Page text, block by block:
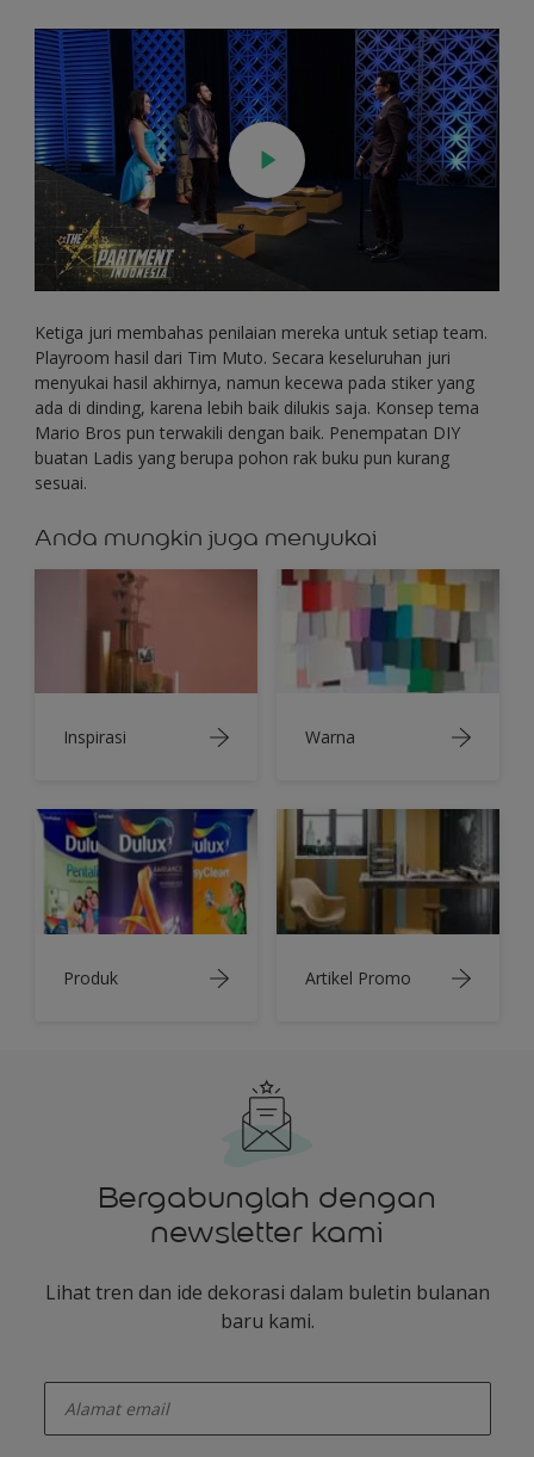
Ketiga juri membahas penilaian mereka untuk setiap team.
Playroom hasil dari Tim Muto. Secara keseluruhan juri
menyukai hasil akhirnya, namun kecewa pada stiker yang
ada di dinding, karena lebih baik dilukis saja. Konsep tema
Mario Bros pun terwakili dengan baik. Penempatan DIY
buatan Ladis yang berupa pohon rak buku pun kurang
sesuai.
Anda mungkin juga menyukai
Inspirasi Warna
Produk Artikel Promo
Bergabunglah dengan
newsletter kami
Lihat tren dan ide dekorasi dalam buletin bulanan
baru kami.